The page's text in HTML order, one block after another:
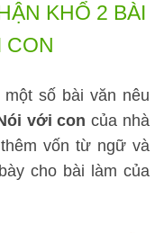
KHỔ 2 BÀI
CON
số bài văn nêu
với con của nhà
vốn từ ngữ và
cho bài làm của